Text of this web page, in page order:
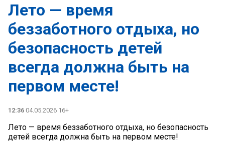
Лето — время
беззаботного отдыха, но
безопасность детей
всегда должна быть на
первом месте!
12:36 04.05.2026 16+
Лето — время беззаботного отдыха, но безопасность
детей всегда должна быть на первом месте!